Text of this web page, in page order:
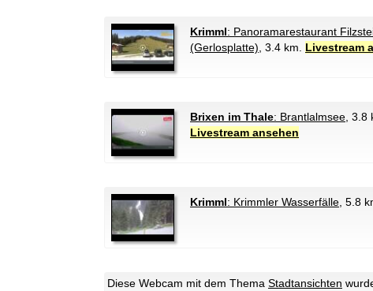
Krimml: Panoramarestaurant
(Gerlosplatte) , 3.4 km. Livestream
Brixen im Thale: Brantlalmsee , 3.8
Livestream ansehen
Krimml: Krimmler Wasserfälle , 5.8
Diese Webcam mit dem Thema Stadtansichten